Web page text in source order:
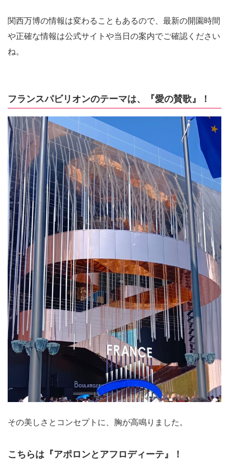
関西万博の情報は変わることもあるので、最新の開園時間
や正確な情報は公式サイトや当日の案内でご確認ください
ね。
フランスパビリオンのテーマは、『愛の賛歌』！
その美しさとコンセプトに、胸が高鳴りました。
こちらは『アポロンとアフロディーテ』！